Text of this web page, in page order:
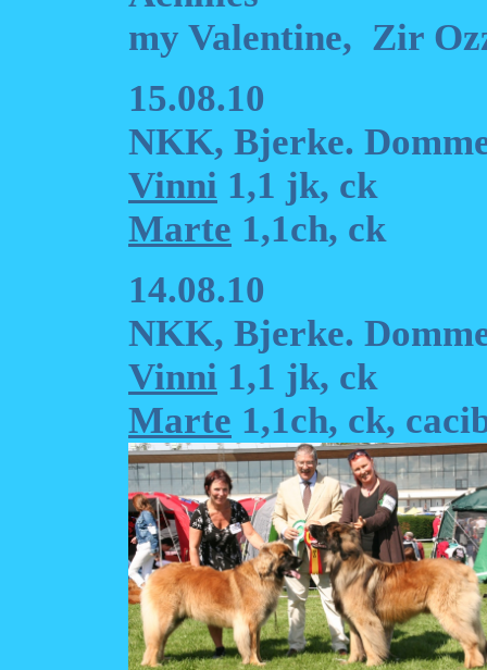
my Valentine, Zir
15.08.10
NKK, Bjerke.
Vinni 1,1 jk, ck
Marte 1,1ch, ck
14.08.10
NKK, Bjerke.
Vinni 1,1 jk, ck
Marte 1,1ch, ck,